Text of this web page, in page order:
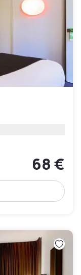
68 €